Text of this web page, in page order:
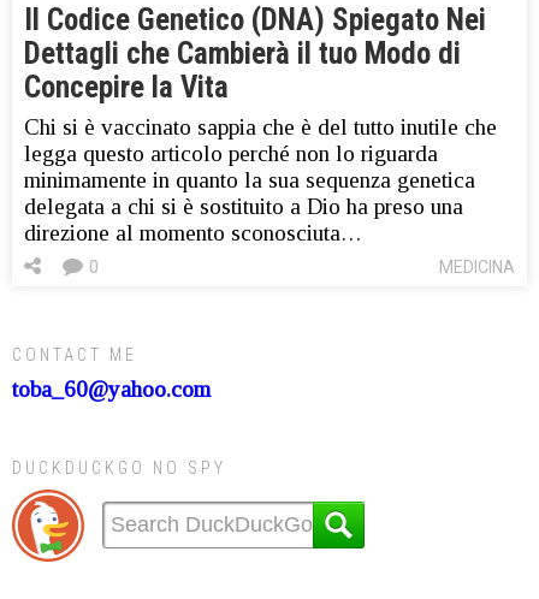
Il Codice Genetico (DNA) Spiegato Nei
Dettagli che Cambierà il tuo Modo di
Concepire la Vita
Chi si è vaccinato sappia che è del tutto inutile che
legga questo articolo perché non lo riguarda
minimamente in quanto la sua sequenza genetica
delegata a chi si è sostituito a Dio ha preso una
direzione al momento sconosciuta…
MEDICINA
0
CONTACT ME
toba_60@yahoo.com
DUCKDUCKGO NO SPY